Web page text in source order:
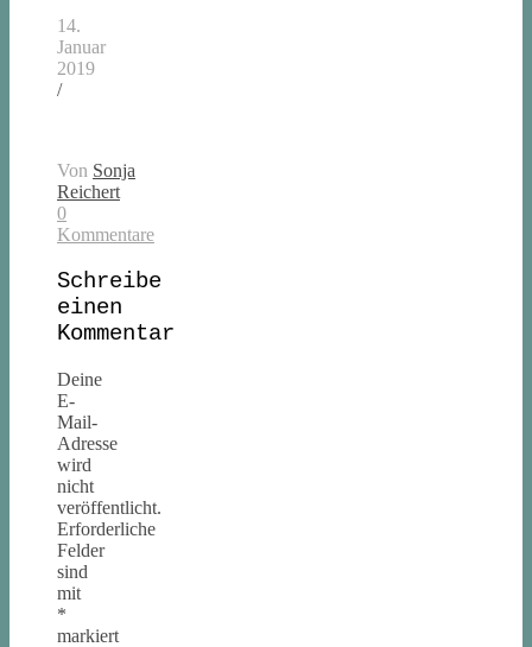
14.
Januar
2019
/
Von Sonja
Reichert
0
Kommentare
Schreibe
einen
Kommentar
Deine
E-
Mail-
Adresse
wird
nicht
veröffentlicht.
Erforderliche
Felder
sind
mit
*
markiert